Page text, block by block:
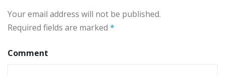
Your email address will not be published.
Required fields are marked *
Comment